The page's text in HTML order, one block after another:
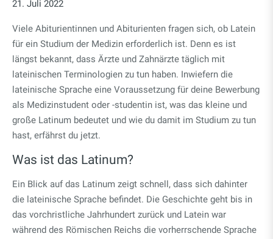
21. Juli 2022
Viele Abiturientinnen und Abiturienten fragen sich, ob Latein
für ein Studium der Medizin erforderlich ist. Denn es ist
längst bekannt, dass Ärzte und Zahnärzte täglich mit
lateinischen Terminologien zu tun haben. Inwiefern die
lateinische Sprache eine Voraussetzung für deine Bewerbung
als Medizinstudent oder -studentin ist, was das kleine und
große Latinum bedeutet und wie du damit im Studium zu tun
hast, erfährst du jetzt.
Was ist das Latinum?
Ein Blick auf das Latinum zeigt schnell, dass sich dahinter
die lateinische Sprache befindet. Die Geschichte geht bis in
das vorchristliche Jahrhundert zurück und Latein war
während des Römischen Reichs die vorherrschende Sprache